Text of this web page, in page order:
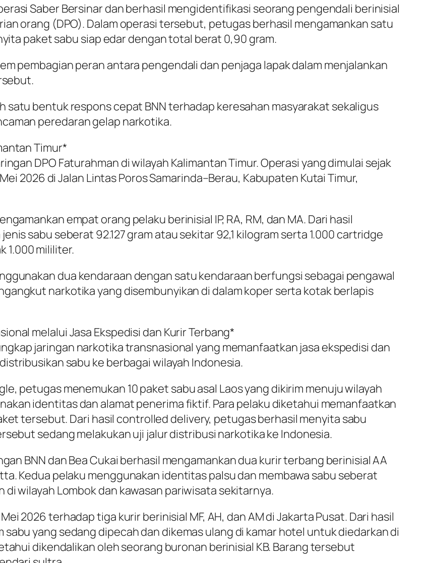
Saber Bersinar dan berhasil mengidentifikasi seorang pengendali berinisial
orang (DPO). Dalam operasi tersebut, petugas berhasil mengamankan satu
paket sabu siap edar dengan total berat 0,90 gram.
pembagian peran antara pengendali dan penjaga lapak dalam menjalankan
satu bentuk respons cepat BNN terhadap keresahan masyarakat sekaligus
peredaran gelap narkotika.
Timur*
DPO Faturahman di wilayah Kalimantan Timur. Operasi yang dimulai sejak
2026 di Jalan Lintas Poros Samarinda–Berau, Kabupaten Kutai Timur,
empat orang pelaku berinisial IP, RA, RM, dan MA. Dari hasil
sabu seberat 92.127 gram atau sekitar 92,1 kilogram serta 1.000 cartridge
1.000 mililiter.
dua kendaraan dengan satu kendaraan berfungsi sebagai pengawal
narkotika yang disembunyikan di dalam koper serta kotak berlapis
melalui Jasa Ekspedisi dan Kurir Terbang*
jaringan narkotika transnasional yang memanfaatkan jasa ekspedisi dan
sabu ke berbagai wilayah Indonesia.
petugas menemukan 10 paket sabu asal Laos yang dikirim menuju wilayah
identitas dan alamat penerima fiktif. Para pelaku diketahui memanfaatkan
tersebut. Dari hasil controlled delivery, petugas berhasil menyita sabu
sedang melakukan uji jalur distribusi narkotika ke Indonesia.
BNN dan Bea Cukai berhasil mengamankan dua kurir terbang berinisial AA
Kedua pelaku menggunakan identitas palsu dan membawa sabu seberat
wilayah Lombok dan kawasan pariwisata sekitarnya.
2026 terhadap tiga kurir berinisial MF, AH, dan AM di Jakarta Pusat. Dari hasil
yang sedang dipecah dan dikemas ulang di kamar hotel untuk diedarkan di
dikendalikan oleh seorang buronan berinisial KB. Barang tersebut